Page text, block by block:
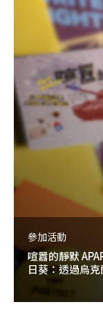
參加活動
喧囂的靜默
日葵：透過烏